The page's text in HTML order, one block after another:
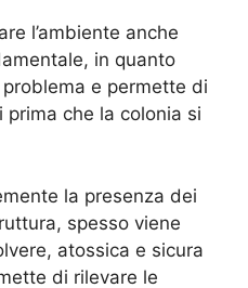
l’ambiente anche
in quanto
e permette di
che la colonia si
la presenza dei
spesso viene
atossica e sicura
di rilevare le